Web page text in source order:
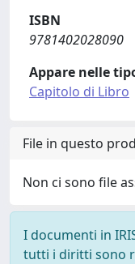
ISBN
9781402028090
Appare nelle
Capitolo di Libro
File in questo
Non ci sono file
I documenti in
tutti i diritti sono